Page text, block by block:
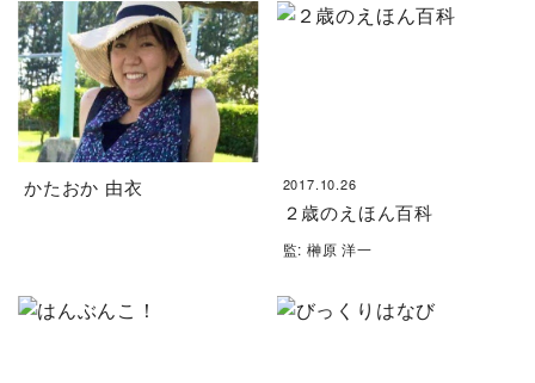
かたおか 由衣 2017.10.26
２歳のえほん百科
監: 榊原 洋一